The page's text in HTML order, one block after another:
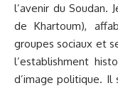
l’avenir du Soudan.
de Khartoum),
groupes sociaux et
l’establishment
d’image politique. Il